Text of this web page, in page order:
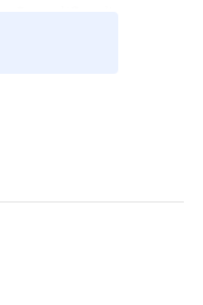
समस्याओं को लेकर आँखें
ठीक था, मैं संतुष्ट
के बारे में नहीं सोच
बारे में मैंने अगुआओं को